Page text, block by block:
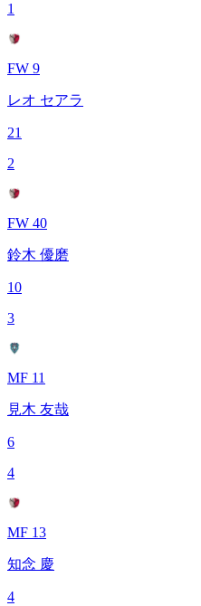
1
FW 9
レオ セアラ
21
2
FW 40
鈴木 優磨
10
3
MF 11
見木 友哉
6
4
MF 13
知念 慶
4